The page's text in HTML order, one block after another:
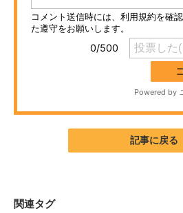
スマホと通信の最新トレンド
進化するPCとデバイスの未来
AI活用のいまが分かる
記事に戻る
関連タグ